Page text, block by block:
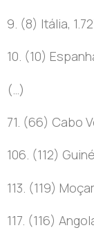
9. (8) Itália,
10. (10)
(…)
71. (66) Cabo
106. (112)
113. (119)
117. (116)